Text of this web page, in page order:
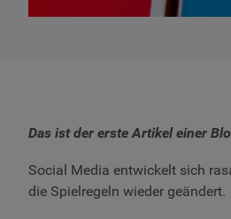
Das ist der erste Artikel einer
Social Media entwickelt sich
die Spielregeln wieder geändert.